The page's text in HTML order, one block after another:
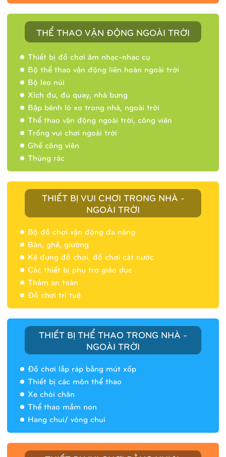
THỂ THAO VẬN ĐỘNG NGOÀI TRỜI
Thiết bị đồ chơi âm nhạc-nhạc cụ
Bộ thể thao vận động liên hoàn ngoài trời
Bộ leo núi
Xích đu, đu quay, nhà bưng
Bập bênh lò xo trong nhà, ngoài trời
Thể thao vận động ngoài trời, công viên
Trống vui chơi ngoài trời
Ghế công viên
Thùng rác
THIẾT BỊ VUI CHƠI TRONG NHÀ -
NGOÀI TRỜI
Bộ đồ chơi vận động đa năng
Bàn, ghế, giường
Kệ đựng đồ chơi, đồ chơi cát nước
Các thiết bị phụ trợ giáo dục
Thảm an toàn
Đồ chơi trí tuệ
THIẾT BỊ THỂ THAO TRONG NHÀ -
NGOÀI TRỜI
Đồ chơi lắp ráp bằng mút xốp
Thiết bị các môn thể thao
Xe chòi chân
Thể thao mầm non
Hang chui/ vòng chui
Nhà banh 9H5404
Nhà banh 9H5408